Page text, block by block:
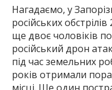
Нагадаємо, у
російських
ще двоє чоловіків
російський дрон
під час земельних
років отримали